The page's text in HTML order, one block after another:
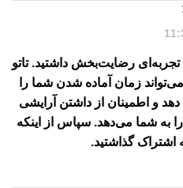
رضایت‌بخش داشتید. تاتو
زمان آماده شدن شما را
و اطمینان از داشتن آرایشی
به شما می‌دهد. سپاس از اینکه
اشتراک گذاشتید.